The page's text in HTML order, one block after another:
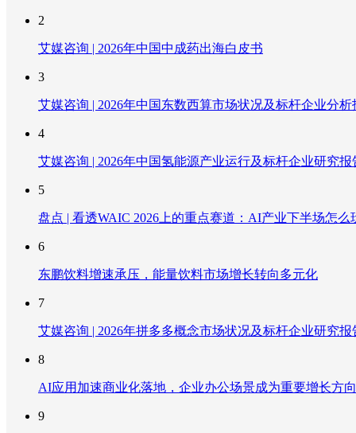
2
艾媒咨询 | 2026年中国中成药出海白皮书
3
艾媒咨询 | 2026年中国东数西算市场状况及标杆企业分析
4
艾媒咨询 | 2026年中国氢能源产业运行及标杆企业研究报
5
盘点 | 看透WAIC 2026上的重点赛道：AI产业下半场怎么
6
东鹏饮料增速承压，能量饮料市场增长转向多元化
7
艾媒咨询 | 2026年拼多多概念市场状况及标杆企业研究报
8
AI应用加速商业化落地，企业办公场景成为重要增长方向
9